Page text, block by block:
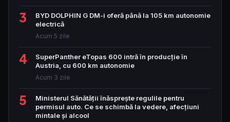
3
BYD DOLPHIN G DM-i oferă până la 105 km autonomie
electrică
Acum 5 zile
4
SuperPanther eTopas 600 intră în producție în
Austria, cu 600 km autonomie
Acum 3 zile
5
Ministerul Sănătății înăsprește regulile pentru
permisul auto. Ce se schimbă la vedere, afecțiuni
mintale și alcool